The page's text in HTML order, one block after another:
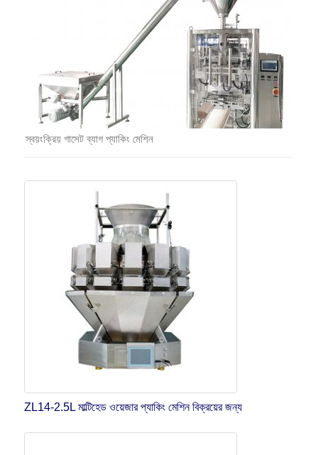
স্বয়ংক্রিয় গাসেট ব্যাগ প্যাকিং মেশিন
ZL14-2.5L মাল্টিহেড ওয়েজার প্যাকিং মেশিন বিক্রয়ের জন্য